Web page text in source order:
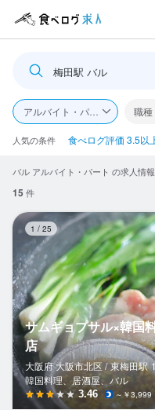
ログイ
食べログ求人TOP
求人検索
閲覧履歴
気になる求人
検索履歴・保存した条件
応募履歴
WEB履歴書
梅田駅 バル
アルバイト・パート 職種
人気の条件 食べログ評価 3.5以
バル アルバイト・パート の求人情
15 件
1 / 25
サムギョプサル×韓国
店
大阪府 大阪市北区 / 東梅田駅
韓国料理、居酒屋、バル
3.46 ～￥3,999